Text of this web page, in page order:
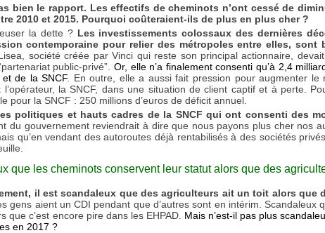
bien le rapport. Les effectifs de cheminots n’ont cessé de
2010 et 2015. Pourquoi coûteraient-ils de plus en plus cher ?
la dette ? Les investissements colossaux des dernières
contemporaine pour relier des métropoles entre elles, sont
société créée par Vinci qui reste son principal actionnaire,
public-privé”. Or, elle n’a finalement consenti qu’à 2,4
de la SNCF. En outre, elle a aussi fait pression pour augmenter
la SNCF, dans une situation de client captif et à perte.
pour la SNCF : 250 millions d’euros de déficit annuel.
politiques et hauts cadres de la SNCF qui ont consenti des
du gouvernement reviendrait à dire que nous payons plus cher nos
qu’en vendant des autoroutes déjà rentabilisés à des sociétés
que les cheminots conservent leur statut alors que des
il est scandaleux que des agriculteurs ait un toit alors que
gens aient un CDI pendant que d’autres sont en intérim.
que c’est encore pire dans les EHPAD. Mais n’est-il pas plus
en 2017 ?